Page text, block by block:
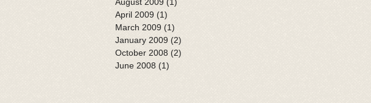
April 2009 (1)
March 2009 (1)
January 2009 (2)
October 2008 (2)
June 2008 (1)